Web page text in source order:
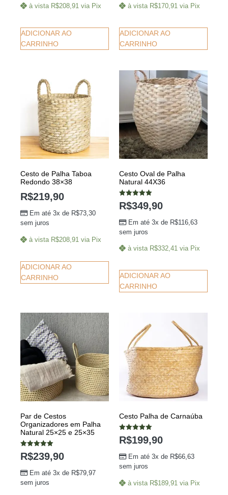
à vista R$208,91 via Pix
ADICIONAR AO
CARRINHO
à vista R$170,91 via Pix
ADICIONAR AO
CARRINHO
Cesto de Palha Taboa
Redondo 38×38
R$219,90
Em até 3x de R$73,30
sem juros
à vista R$208,91 via Pix
ADICIONAR AO
CARRINHO
Cesto Oval de Palha
Natural 44X36
Avaliação
5.00
R$349,90
Em até 3x de R$116,63
sem juros
à vista R$332,41 via Pix
ADICIONAR AO
CARRINHO
Par de Cestos
Organizadores em Palha
Natural 25×25 e 25×35
Avaliação
5.00
R$239,90
Em até 3x de R$79,97
sem juros
Cesto Palha de Carnaúba
Avaliação
5.00
R$199,90
Em até 3x de R$66,63
sem juros
à vista R$189,91 via Pix